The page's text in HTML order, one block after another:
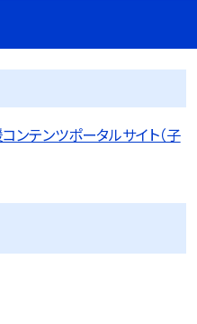
テンツポータルサイト（子